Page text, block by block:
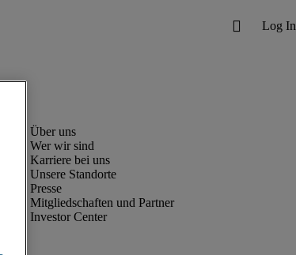
Wer wir sind
Karriere bei uns
Unsere Standorte
Presse
Mitgliedschaften und Partner
Investor Center